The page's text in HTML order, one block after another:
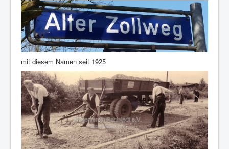
mit diesem Namen seit 1925